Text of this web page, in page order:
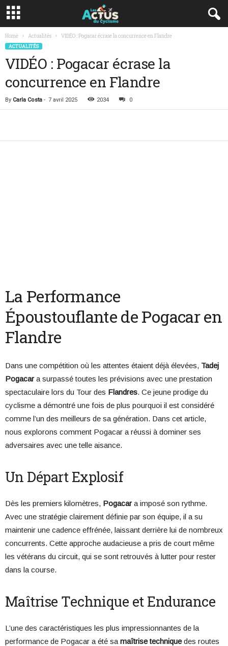
Home Actualités VIDÉO : Pogacar écrase la concurrence en Flandre
ACTUALITÉS
VIDÉO : Pogacar écrase la
concurrence en Flandre
By Carla Costa - 7 avril 2025 2034 0
La Performance
Époustouflante de Pogacar en
Flandre
Dans une compétition où les attentes étaient déjà élevées, Tadej
Pogacara surpassé toutes les prévisions avec une prestation
spectaculaire lors du Tour des Flandres. Ce jeune prodige du
cyclisme a démontré une fois de plus pourquoi il est considéré
comme l’un des meilleurs de sa génération. Dans cet article,
nous explorons comment Pogacar a réussi à dominer ses
adversaires avec une telle aisance.
Un Départ Explosif
Dès les premiers kilomètres, Pogacara imposé son rythme.
Avec une stratégie clairement définie par son équipe, il a su
maintenir une cadence effrénée, laissant derrière lui de nombreux
concurrents. Cette approche audacieuse a pris de court même
les vétérans du circuit, qui se sont retrouvés à lutter pour rester
dans la course.
Maîtrise Technique et Endurance
L’une des caractéristiques les plus impressionnantes de la
performance de Pogacar a été samaîtrise techniquedes routes